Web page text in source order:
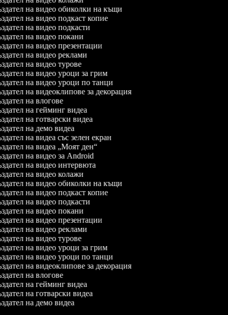
на видео обиколки на къщи
на видео подкаст копие
на видео подкасти
на видео покани
на видео презентации
на видео реклами
на видео турове
на видео уроци за грим
на видео уроци по танци
на видеоклипове за декорация
на влогове
на гейминг видеа
на готварски видеа
на демо видеа
на видеа със зелен екран
на видеа „Моят ден“
на видео за Android
на видео интервюта
на видео колажи
на видео обиколки на къщи
на видео подкаст копие
на видео подкасти
на видео покани
на видео презентации
на видео реклами
на видео турове
на видео уроци за грим
на видео уроци по танци
на видеоклипове за декорация
на влогове
на гейминг видеа
на готварски видеа
на демо видеа